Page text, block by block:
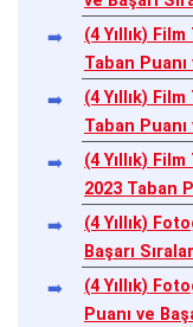
(4 Yıllık)
Taban Puanı
(4 Yıllık)
Taban Puanı
(4 Yıllık)
2023 Taban
(4 Yıllık)
Başarı
(4 Yıllık)
Puanı ve